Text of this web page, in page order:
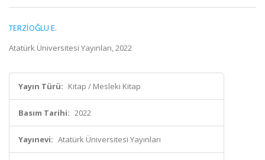
TERZİOĞLU E.
Atatürk Üniversitesi Yayınları, 2022
Yayın Türü: Kitap / Mesleki Kitap
Basım Tarihi: 2022
Yayınevi: Atatürk Üniversitesi Yayınları